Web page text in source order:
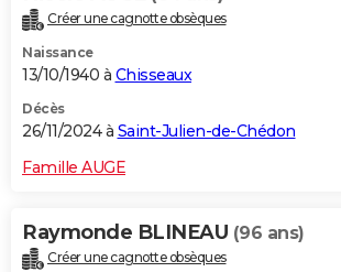
Créer une cagnotte obsèques
Naissance
13/10/1940 à Chisseaux
Décès
26/11/2024 à Saint-Julien-de-Chédon
Famille AUGE
Raymonde BLINEAU (96 ans)
Créer une cagnotte obsèques